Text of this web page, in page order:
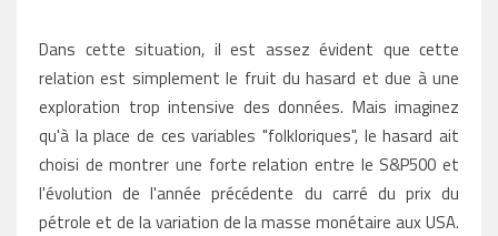
Dans cette situation, il est assez évident que cette
relation est simplement le fruit du hasard et due à une
exploration trop intensive des données. Mais imaginez
qu'à la place de ces variables "folkloriques", le hasard ait
choisi de montrer une forte relation entre le S&P500 et
l'évolution de l'année précédente du carré du prix du
pétrole et de la variation de la masse monétaire aux USA.